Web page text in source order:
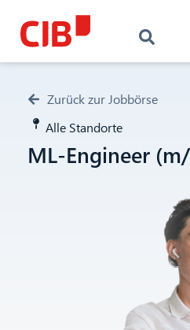
Zurück zur Jobbörse
Alle Standorte
ML-Engineer